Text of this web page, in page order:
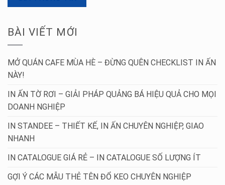
BÀI VIẾT MỚI
MỞ QUÁN CAFE MÙA HÈ – ĐỪNG QUÊN CHECKLIST IN ẤN
NÀY!
IN ẤN TỜ RƠI – GIẢI PHÁP QUẢNG BÁ HIỆU QUẢ CHO MỌI
DOANH NGHIỆP
IN STANDEE – THIẾT KẾ, IN ẤN CHUYÊN NGHIỆP, GIAO
NHANH
IN CATALOGUE GIÁ RẺ – IN CATALOGUE SỐ LƯỢNG ÍT
GỢI Ý CÁC MẪU THẺ TÊN ĐỔ KEO CHUYÊN NGHIỆP